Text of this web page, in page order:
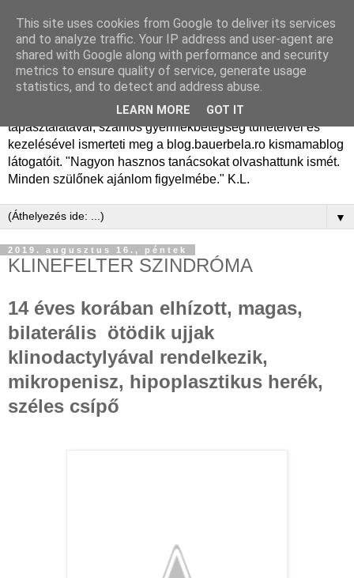
Dr. Bauer Béla Ph.D.
gyermekgyógyász
Dr. Bauer Béla Ph.D. gyermekgyógyász főorvos, 50 éves
tapasztalatával, számos gyermekbetegség tüneteivel és
kezelésével ismerteti meg a blog.bauerbela.ro kismamablog
látogatóit. "Nagyon hasznos tanácsokat olvashattunk ismét.
Minden szülőnek ajánlom figyelmébe." K.L.
▼
2019. augusztus 16., péntek
KLINEFELTER SZINDRÓMA
14 éves korában elhízott, magas,
bilaterális ötödik ujjak
klinodactylyával rendelkezik,
mikropenisz, hipoplasztikus herék,
széles csípő
This site uses cookies from Google to deliver its services
and to analyze traffic. Your IP address and user-agent are
shared with Google along with performance and security
metrics to ensure quality of service, generate usage
statistics, and to detect and address abuse.
LEARN MORE GOT IT